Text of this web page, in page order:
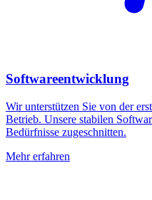
Softwareentwicklung
Wir unterstützen Sie von der
Betrieb. Unsere stabilen
Bedürfnisse zugeschnitten.
Mehr erfahren